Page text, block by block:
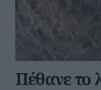
Πέθανε το